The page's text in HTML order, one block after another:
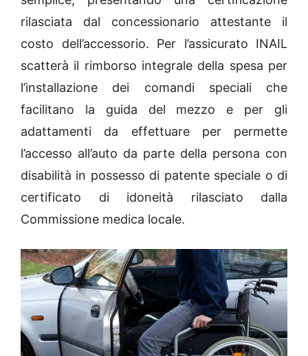
rilasciata dal concessionario attestante il
costo dell’accessorio. Per l’assicurato INAIL
scatterà il rimborso integrale della spesa per
l’installazione dei comandi speciali che
facilitano la guida del mezzo e per gli
adattamenti da effettuare per permette
l’accesso all’auto da parte della persona con
disabilità in possesso di patente speciale o di
certificato di idoneità rilasciato dalla
Commissione medica locale.